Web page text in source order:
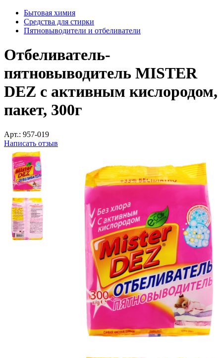
Бытовая химия
Средства для стирки
Пятновыводители и отбеливатели
Отбеливатель-
пятновыводитель MISTER
DEZ с активным кислородом,
пакет, 300г
Арт.: 957-019
Написать отзыв